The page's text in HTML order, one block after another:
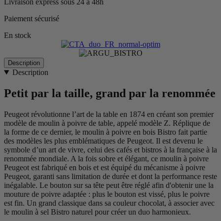
Livraison express sous 24 à 48h
Paiement sécurisé
En stock
Description
Description
Petit par la taille, grand par la renommée
Peugeot révolutionne l’art de la table en 1874 en créant son premier
modèle de moulin à poivre de table, appelé modèle Z. Réplique de
la forme de ce dernier, le moulin à poivre en bois Bistro fait partie
des modèles les plus emblématiques de Peugeot. Il est devenu le
symbole d’un art de vivre, celui des cafés et bistros à la française à la
renommée mondiale. A la fois sobre et élégant, ce moulin à poivre
Peugeot est fabriqué en bois et est équipé du mécanisme à poivre
Peugeot, garanti sans limitation de durée et dont la performance reste
inégalable. Le bouton sur sa tête peut être réglé afin d'obtenir une la
mouture de poivre adaptée : plus le bouton est vissé, plus le poivre
est fin. Un grand classique dans sa couleur chocolat, à associer avec
le moulin à sel Bistro naturel pour créer un duo harmonieux.